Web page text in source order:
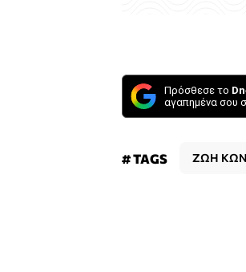
Πρόσθεσε το
αγαπημένα σου
# TAGS ΖΩΗ